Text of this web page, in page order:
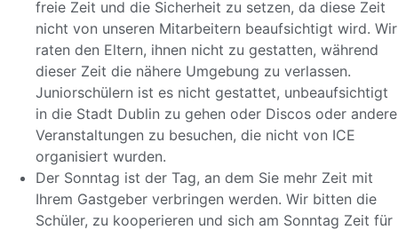
freie Zeit und die Sicherheit zu setzen, da diese Zeit
nicht von unseren Mitarbeitern beaufsichtigt wird. Wir
raten den Eltern, ihnen nicht zu gestatten, während
dieser Zeit die nähere Umgebung zu verlassen.
Juniorschülern ist es nicht gestattet, unbeaufsichtigt
in die Stadt Dublin zu gehen oder Discos oder andere
Veranstaltungen zu besuchen, die nicht von ICE
organisiert wurden.
Der Sonntag ist der Tag, an dem Sie mehr Zeit mit
Ihrem Gastgeber verbringen werden. Wir bitten die
Schüler, zu kooperieren und sich am Sonntag Zeit für